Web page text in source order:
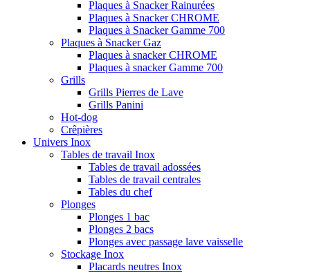
Plaques à Snacker Rainurées
Plaques à Snacker CHROME
Plaques à Snacker Gamme 700
Plaques à Snacker Gaz
Plaques à snacker CHROME
Plaques à snacker Gamme 700
Grills
Grills Pierres de Lave
Grills Panini
Hot-dog
Crêpières
Univers Inox
Tables de travail Inox
Tables de travail adossées
Tables de travail centrales
Tables du chef
Plonges
Plonges 1 bac
Plonges 2 bacs
Plonges avec passage lave vaisselle
Stockage Inox
Placards neutres Inox